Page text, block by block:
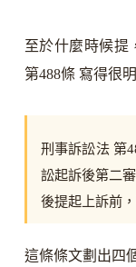
至於什麼時候提
第488條 寫得很明
刑事訴訟法 第
訟起訴後第二
後提起上訴前
這條條文劃出四